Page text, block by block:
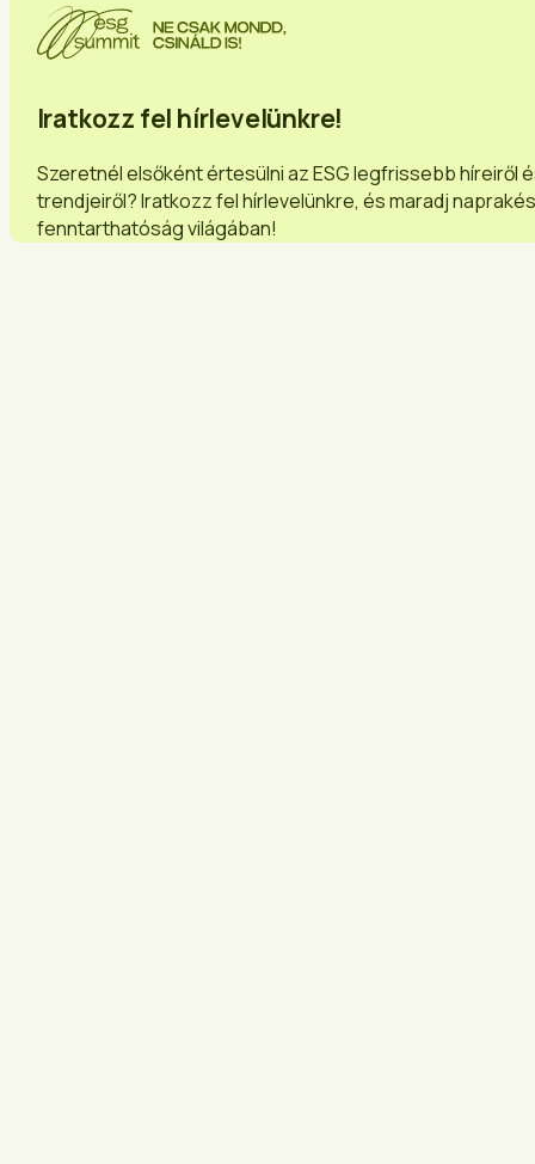
Iratkozz fel hírlevelünkre!
Szeretnél elsőként értesülni az ESG legfrissebb híreiről
trendjeiről? Iratkozz fel hírlevelünkre, és maradj
fenntarthatóság világában!